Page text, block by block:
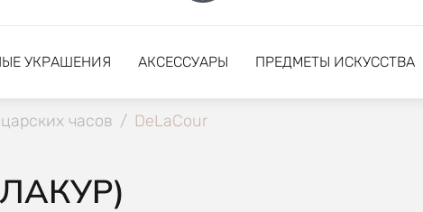
УКРАШЕНИЯ АКСЕССУАРЫ ПРЕДМЕТЫ ИСКУССТВА
часов / DeLaCour